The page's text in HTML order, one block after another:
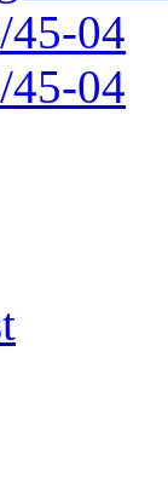
45-04
45-04